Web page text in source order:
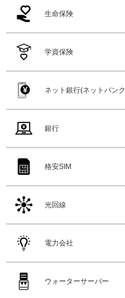
生命保険
学資保険
ネット銀行(ネットバン
銀行
格安SIM
光回線
電力会社
ウォーターサーバー